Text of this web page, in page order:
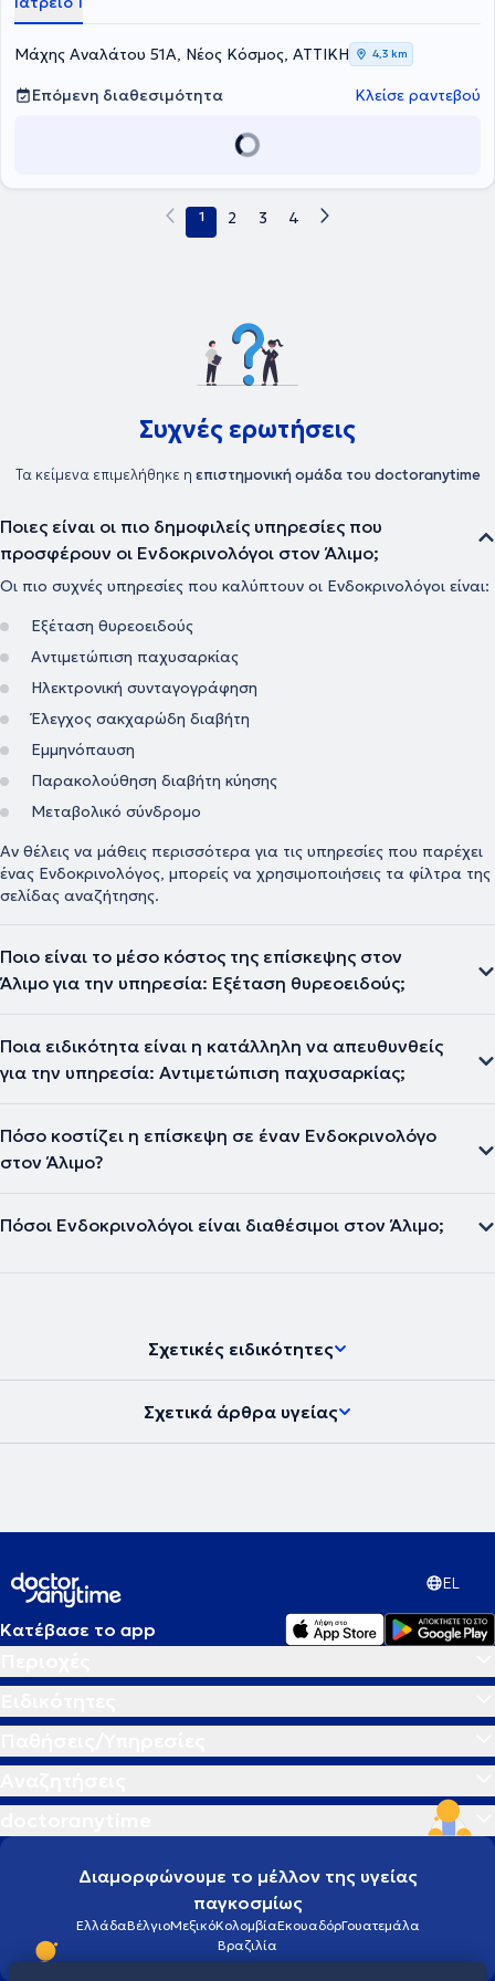
Μάχης Αναλάτου 51Α, Νέος Κόσμος, ΑΤΤΙΚΗ 4,3 km
Επόμενη διαθεσιμότητα Κλείσε ραντεβού
1 2 3 4
Συχνές ερωτήσεις
Τα κείμενα επιμελήθηκε η επιστημονική ομάδα του doctoranytime
Ποιες είναι οι πιο δημοφιλείς υπηρεσίες που
προσφέρουν οι Ενδοκρινολόγοι στον Άλιμο;
Οι πιο συχνές υπηρεσίες που καλύπτουν οι Ενδοκρινολόγοι είναι:
Εξέταση θυρεοειδούς
Αντιμετώπιση παχυσαρκίας
Ηλεκτρονική συνταγογράφηση
Έλεγχος σακχαρώδη διαβήτη
Εμμηνόπαυση
Παρακολούθηση διαβήτη κύησης
Μεταβολικό σύνδρομο
Αν θέλεις να μάθεις περισσότερα για τις υπηρεσίες που παρέχει
ένας Ενδοκρινολόγος, μπορείς να χρησιμοποιήσεις τα φίλτρα της
σελίδας αναζήτησης.
Ποιο είναι το μέσο κόστος της επίσκεψης στον
Άλιμο για την υπηρεσία: Εξέταση θυρεοειδούς;
Ποια ειδικότητα είναι η κατάλληλη να απευθυνθείς
για την υπηρεσία: Αντιμετώπιση παχυσαρκίας;
Πόσο κοστίζει η επίσκεψη σε έναν Ενδοκρινολόγο
στον Άλιμο?
Πόσοι Ενδοκρινολόγοι είναι διαθέσιμοι στον Άλιμο;
Σχετικές ειδικότητες
Σχετικά άρθρα υγείας
EL
Κατέβασε το app
Διαμορφώνουμε το μέλλον της υγείας
παγκοσμίως
ΕλλάδαΒέλγιοΜεξικόΚολομβίαΕκουαδόρΓουατεμάλα
Βραζιλία